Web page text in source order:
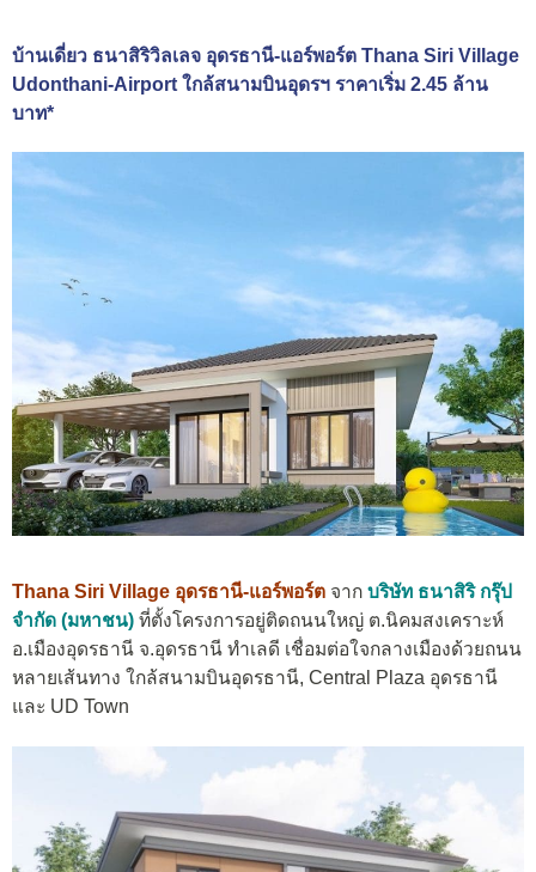
บ้านเดี่ยว ธนาสิริวิลเลจ อุดรธานี-แอร์พอร์ต Thana Siri Village
Udonthani-Airport ใกล้สนามบินอุดรฯ ราคาเริ่ม 2.45 ล้าน
บาท*
Thana Siri Village อุดรธานี-แอร์พอร์ต จาก บริษัท ธนาสิริ กรุ๊ป
จำกัด (มหาชน) ที่ตั้งโครงการอยู่ติดถนนใหญ่ ต.นิคมสงเคราะห์
อ.เมืองอุดรธานี จ.อุดรธานี ทำเลดี เชื่อมต่อใจกลางเมืองด้วยถนน
หลายเส้นทาง ใกล้สนามบินอุดรธานี, Central Plaza อุดรธานี
และ UD Town